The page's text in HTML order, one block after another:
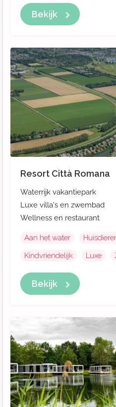
Bekijk
Resort Città Romana
Waterrijk vakantiepark
Luxe villa's en zwembad
Wellness en restaurant
Aan het water
Kindvriendelijk
Luxe
Bekijk